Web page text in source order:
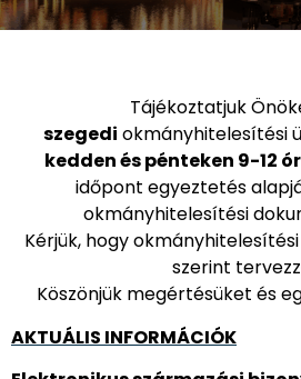
Tájékoztatjuk
szegedi okmányhitelesítési
kedden és pénteken 9-12
időpont egyeztetés
okmányhitelesítési
Kérjük, hogy
szerint
Köszönjük megértésüket és
AKTUÁLIS INFORMÁCIÓK